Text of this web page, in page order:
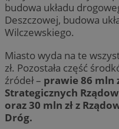
budowa układu
Deszczowej, budowa
Wilczewskiego.
Miasto wyda na te
zł. Pozostała część
źródeł – prawie 86 mln
Strategicznych
oraz 30 mln zł z
Dróg.